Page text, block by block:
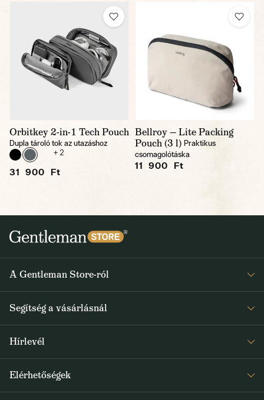
Orbitkey 2-in-1 Tech Pouch
Dupla tároló tok az utazáshoz
+ 2
31 900 Ft
Bellroy — Lite Packing
Pouch (3 l) Praktikus
csomagolótáska
11 900 Ft
A Gentleman Store-ról
Rólunk
Journal
Segítség a vásárlásnál
Hírlevél
a speciális kínálatokról
Elérhetőségek